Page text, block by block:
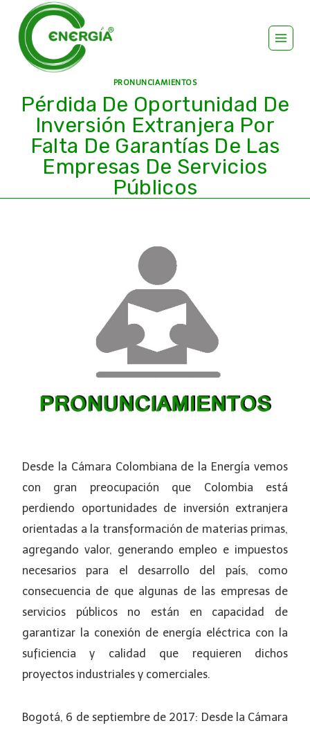
PRONUNCIAMIENTOS
Pérdida De Oportunidad De
Inversión Extranjera Por
Falta De Garantías De Las
Empresas De Servicios
Públicos
Desde la Cámara Colombiana de la Energía vemos
con gran preocupación que Colombia está
perdiendo oportunidades de inversión extranjera
orientadas a la transformación de materias primas,
agregando valor, generando empleo e impuestos
necesarios para el desarrollo del país, como
consecuencia de que algunas de las empresas de
servicios públicos no están en capacidad de
garantizar la conexión de energía eléctrica con la
suficiencia y calidad que requieren dichos
proyectos industriales y comerciales.
Bogotá, 6 de septiembre de 2017: Desde la Cámara